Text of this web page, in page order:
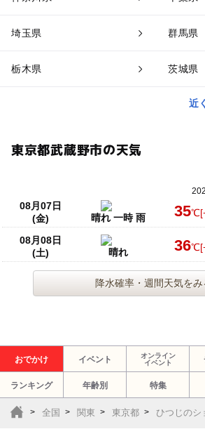
埼玉県 群馬県
栃木県 茨城県
近
東京都武蔵野市の天気
08月07日
(金)
晴れ 一時 雨 35℃
08月08日
(土)
晴れ 36℃
降水確率・週間天気をみ
おでかけ イベント
オンライン
イベント
ランキング 年齢別 特集
全国 関東 東京都 ひつじのシ